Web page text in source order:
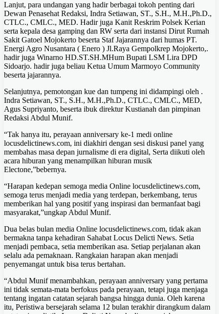
Lanjut, para undangan yang hadir berbagai tokoh penting dari
Dewan Penasehat Redaksi, Indra Setiawan, ST., S.H., M.H.,Ph.D.,
CTLC., CMLC., MED. Hadir juga Kanit Reskrim Polsek Kerian
serta kepala desa gamping dan RW serta dari instansi Dirut Rumah
Sakit Gatoel Mojokerto beserta Staf Jajarannya dari humas PT.
Energi Agro Nusantara ( Enero ) Jl.Raya Gempolkrep Mojokerto,.
hadir juga Winarno HD.ST.SH.MHum Bupati LSM Lira DPD
Sidoarjo. hadir juga beliau Ketua Umum Marmoyo Community
beserta jajarannya.
Selanjutnya, pemotongan kue dan tumpeng ini didampingi oleh .
Indra Setiawan, ST., S.H., M.H.,Ph.D., CTLC., CMLC., MED,
Agus Supriyanto, beserta ibuk direktur Kustianah dan pimpinan
Redaksi Abdul Munif.
“Tak hanya itu, perayaan anniversary ke-1 medi online
locusdelictinews.com, ini diakhiri dengan sesi diskusi panel yang
membahas masa depan jurnalisme di era digital, Serta diikuti oleh
acara hiburan yang menampilkan hiburan musik
Electone,”bebernya.
“Harapan kedepan semoga media Online locusdelictinews.com,
semoga terus menjadi media yang terdepan, berkembang, terus
memberikan hal yang positif yang inspirasi dan bermanfaat bagi
masyarakat,”ungkap Abdul Munif.
Dua belas bulan media Online locusdelictinews.com, tidak akan
bermakna tanpa kehadiran Sahabat Locus Delicti News. Setia
menjadi pembaca, setia memberikan asa. Setiap perjalanan akan
selalu ada pemaknaan. Rangkaian harapan akan menjadi
penyemangat untuk bisa terus bertahan.
“Abdul Munif menambahkan, perayaan anniversary yang pertama
ini tidak semata-mata berfokus pada perayaan, tetapi juga menjaga
tentang ingatan catatan sejarah bangsa hingga dunia. Oleh karena
itu, Peristiwa bersejarah selama 12 bulan terakhir dirangkum dalam